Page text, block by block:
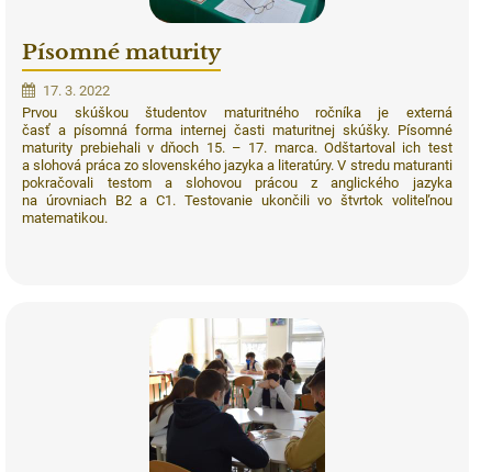
Písomné maturity
17. 3. 2022
Prvou skúškou študentov maturitného ročníka je externá
časť a písomná forma internej časti maturitnej skúšky. Písomné
maturity prebiehali v dňoch 15. – 17. marca. Odštartoval ich test
a slohová práca zo slovenského jazyka a literatúry. V stredu maturanti
pokračovali testom a slohovou prácou z anglického jazyka
na úrovniach B2 a C1. Testovanie ukončili vo štvrtok voliteľnou
matematikou.